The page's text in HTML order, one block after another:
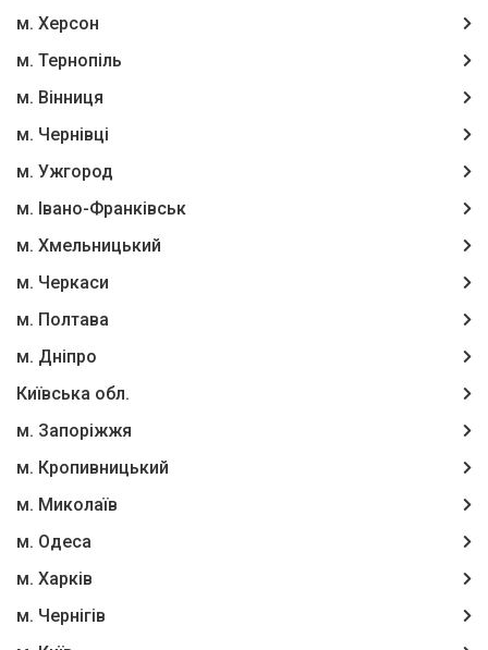
м. Херсон
м. Тернопіль
м. Вінниця
м. Чернівці
м. Ужгород
м. Івано-Франківськ
м. Хмельницький
м. Черкаси
м. Полтава
м. Дніпро
Київська обл.
м. Запоріжжя
м. Кропивницький
м. Миколаїв
м. Одеса
м. Харків
м. Чернігів